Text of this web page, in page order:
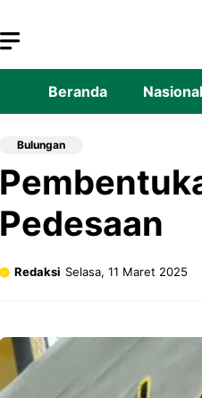
Beranda Nasional
Bulungan
Pedesaan
Redaksi Selasa, 11 Maret 2025